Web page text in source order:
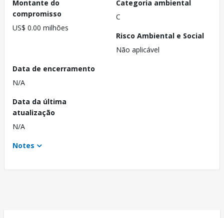
Montante do
compromisso
US$ 0.00 milhões
Categoria ambiental
C
Risco Ambiental e Social
Não aplicável
Data de encerramento
N/A
Data da última
atualização
N/A
Notes